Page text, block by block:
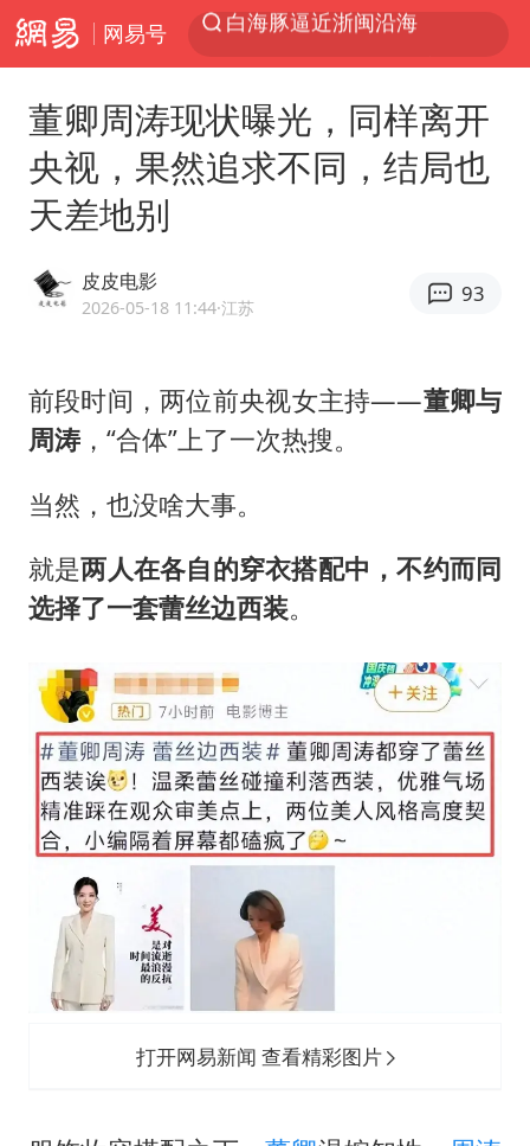
网易号
拜登前列腺癌恶化
四川宜宾5.5级地震后余震为何不断
台铃电动车仅骑一年就断电趴窝
上海中心城区暴雨预警由橙变红
外国游客的“中国游三件套”火了
上海大部迎大暴雨
谢霆锋演唱会隔空祝王菲生日快乐
构建更高水平的全民健身公共服务体系
董卿周涛现状曝光，同样离开
央视，果然追求不同，结局也
天差地别
皮皮电影
2026-05-18 11:44·江苏
93
前段时间，两位前央视女主持——董卿与
周涛，“合体”上了一次热搜。
当然，也没啥大事。
就是两人在各自的穿衣搭配中，不约而同
选择了一套蕾丝边西装。
打开网易新闻 查看精彩图片